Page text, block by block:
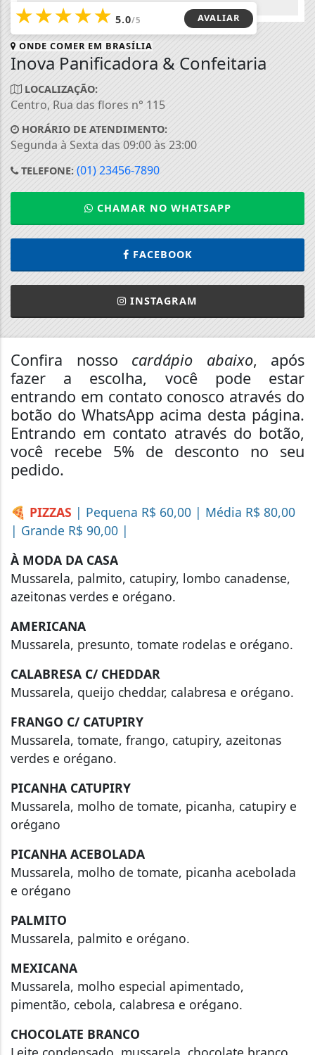
★★★★★ 5.0/5 AVALIAR
ONDE COMER EM BRASÍLIA
Inova Panificadora & Confeitaria
LOCALIZAÇÃO:
Centro, Rua das flores n° 115
HORÁRIO DE ATENDIMENTO:
Segunda à Sexta das 09:00 às 23:00
TELEFONE: (01) 23456-7890
CHAMAR NO WHATSAPP
FACEBOOK
INSTAGRAM
Confira nosso cardápio abaixo, após
fazer a escolha, você pode estar
entrando em contato conosco através do
botão do WhatsApp acima desta página.
Entrando em contato através do botão,
você recebe 5% de desconto no seu
pedido.
🍕 PIZZAS | Pequena R$ 60,00 | Média R$ 80,00
| Grande R$ 90,00 |
À MODA DA CASA
Mussarela, palmito, catupiry, lombo canadense,
azeitonas verdes e orégano.
AMERICANA
Mussarela, presunto, tomate rodelas e orégano.
CALABRESA C/ CHEDDAR
Mussarela, queijo cheddar, calabresa e orégano.
FRANGO C/ CATUPIRY
Mussarela, tomate, frango, catupiry, azeitonas
verdes e orégano.
PICANHA CATUPIRY
Mussarela, molho de tomate, picanha, catupiry e
orégano
PICANHA ACEBOLADA
Mussarela, molho de tomate, picanha acebolada
e orégano
PALMITO
Mussarela, palmito e orégano.
MEXICANA
Mussarela, molho especial apimentado,
pimentão, cebola, calabresa e orégano.
CHOCOLATE BRANCO